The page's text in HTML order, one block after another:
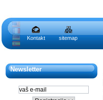
Kontakt sitemap
Newsletter